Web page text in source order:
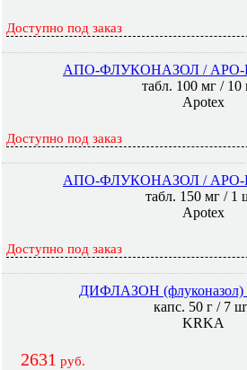
Доступно под заказ
АПО-ФЛУКОНАЗОЛ / APO-
табл. 100 мг / 10
Apotex
Доступно под заказ
АПО-ФЛУКОНАЗОЛ / APO-
табл. 150 мг / 1
Apotex
Доступно под заказ
ДИФЛАЗОН (флуконазол)
капс. 50 г / 7
KRKA
2631 руб.